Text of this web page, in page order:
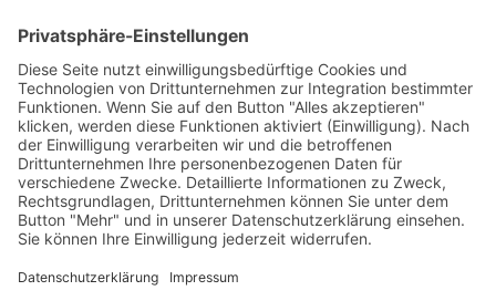
Geschäftsmodelle
›Vorstandswechsel Westenergie: Böddeling übernimmt
befristet
›Wasserstoff-Hochlauf: Dialog, Infrastruktur und
konkrete Schritte
›Solaranlage Regenbogenfarben: FC St. Pauli und
LichtBlick installieren erste weltweite Anlage
Jetzt an der STUDIE360 teilnehmen
Wir möchten Transparenz mit einheitlichen Kriterien